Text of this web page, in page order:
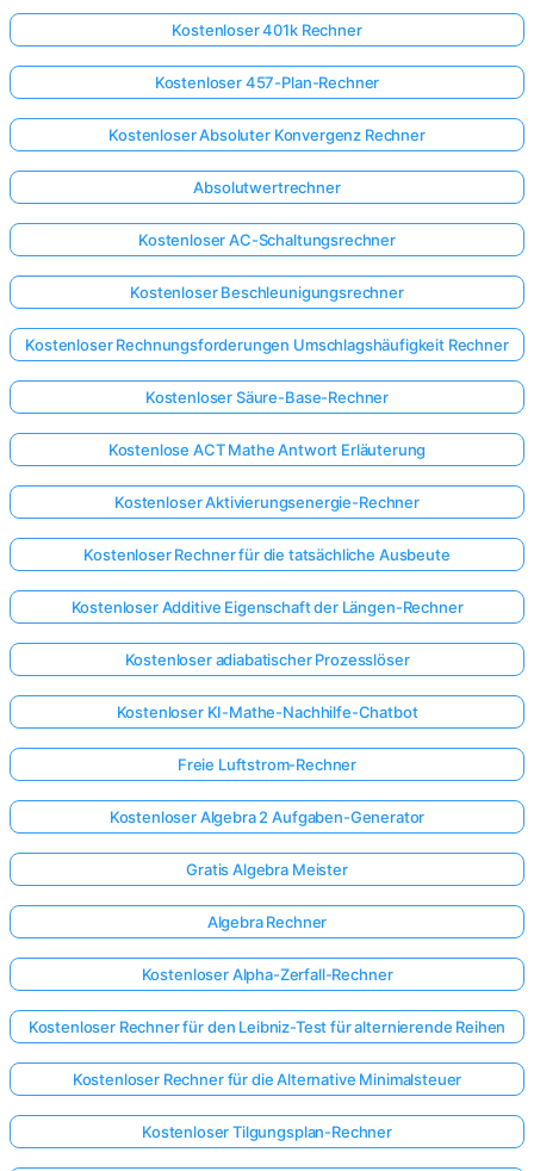
Kostenloser 401k Rechner
Kostenloser 457-Plan-Rechner
Kostenloser Absoluter Konvergenz Rechner
Absolutwertrechner
Kostenloser AC-Schaltungsrechner
Kostenloser Beschleunigungsrechner
Kostenloser Rechnungsforderungen Umschlagshäufigkeit Rechner
Kostenloser Säure-Base-Rechner
Kostenlose ACT Mathe Antwort Erläuterung
Kostenloser Aktivierungsenergie-Rechner
Kostenloser Rechner für die tatsächliche Ausbeute
Kostenloser Additive Eigenschaft der Längen-Rechner
Kostenloser adiabatischer Prozesslöser
Kostenloser KI-Mathe-Nachhilfe-Chatbot
Freie Luftstrom-Rechner
Kostenloser Algebra 2 Aufgaben-Generator
Gratis Algebra Meister
Algebra Rechner
Kostenloser Alpha-Zerfall-Rechner
Kostenloser Rechner für den Leibniz-Test für alternierende Reihen
Kostenloser Rechner für die Alternative Minimalsteuer
Kostenloser Tilgungsplan-Rechner